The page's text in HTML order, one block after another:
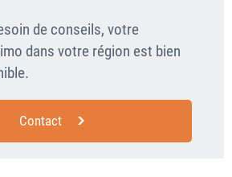
de conseils, votre
dans votre région est bien
Contact